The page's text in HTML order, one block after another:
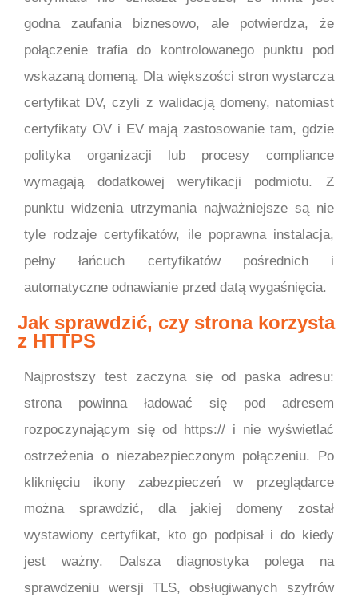
godna zaufania biznesowo, ale potwierdza, że
połączenie trafia do kontrolowanego punktu pod
wskazaną domeną. Dla większości stron wystarcza
certyfikat DV, czyli z walidacją domeny, natomiast
certyfikaty OV i EV mają zastosowanie tam, gdzie
polityka organizacji lub procesy compliance
wymagają dodatkowej weryfikacji podmiotu. Z
punktu widzenia utrzymania najważniejsze są nie
tyle rodzaje certyfikatów, ile poprawna instalacja,
pełny łańcuch certyfikatów pośrednich i
automatyczne odnawianie przed datą wygaśnięcia.
Jak sprawdzić, czy strona korzysta
z HTTPS
Najprostszy test zaczyna się od paska adresu:
strona powinna ładować się pod adresem
rozpoczynającym się od https:// i nie wyświetlać
ostrzeżenia o niezabezpieczonym połączeniu. Po
kliknięciu ikony zabezpieczeń w przeglądarce
można sprawdzić, dla jakiej domeny został
wystawiony certyfikat, kto go podpisał i do kiedy
jest ważny. Dalsza diagnostyka polega na
sprawdzeniu wersji TLS, obsługiwanych szyfrów